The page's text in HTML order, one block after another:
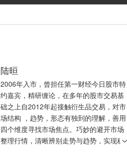
陆晅
2006年入市，曾担任第一财经今日股市特
约嘉宾，精研缠论，在多年的股市交易基
础之上自2012年起接触衍生品交易，对市
场结构 ，趋势，形态有独到的理解，善用
四个维度寻找市场焦点。巧妙的避开市场
整理行情，清晰辨别走势与趋势，实现稳